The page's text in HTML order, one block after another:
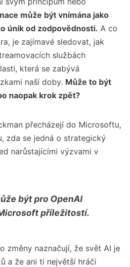
může být vnímána jako
únik od zodpovědnosti. A co
je zajímavé sledovat, jak
službách
která se zabývá
naší doby. Může to být
naopak krok zpět?
přecházejí do Microsoftu,
zda se jedná o strategický
narůstajícími výzvami v
být pro OpenAI
příležitostí.
změny naznačují, že svět AI je
a že ani ti největší hráči